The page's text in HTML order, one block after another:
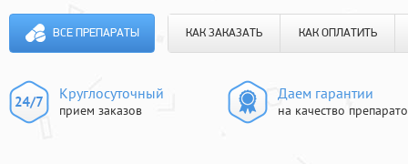
ВСЕ ПРЕПАРАТЫ КАК ЗАКАЗАТЬ КАК ОПЛАТИТЬ
Круглосуточный
прием заказов
Даем гарантии
на качество